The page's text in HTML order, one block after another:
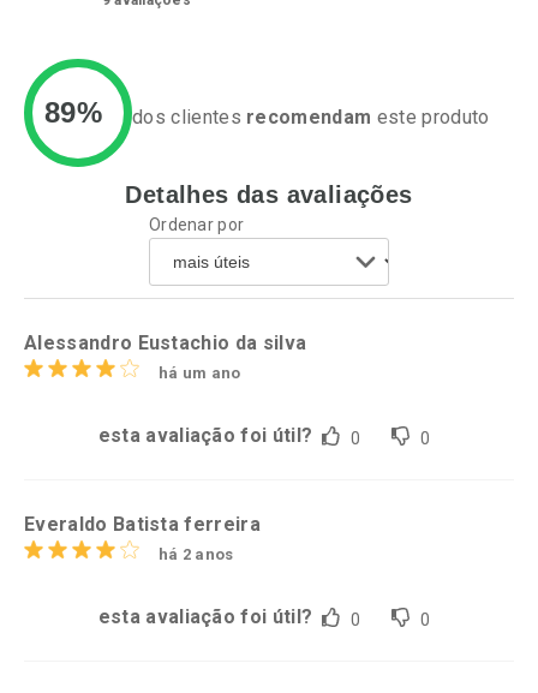
Ativar Desconto
Comprar sem Desconto
Por R$ 37,59/cada
Comprar sem Desconto
Ativar Desconto
Comprar sem Desconto
Por R$ 29,99/cada
89% dos clientes recomendam este produto
Detalhes das avaliações
Ordenar por
Alessandro Eustachio da silva
há um ano
esta avaliação foi útil? 0 0
Everaldo Batista ferreira
há 2 anos
esta avaliação foi útil? 0 0